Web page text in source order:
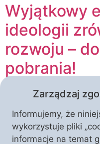
Wyjątkowy
ideologii
rozwoju –
pobrania!
Zarządzaj
Informujemy, że
wykorzystuje pliki
informacje na temat